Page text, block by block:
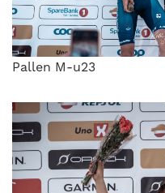
Pallen M-u23